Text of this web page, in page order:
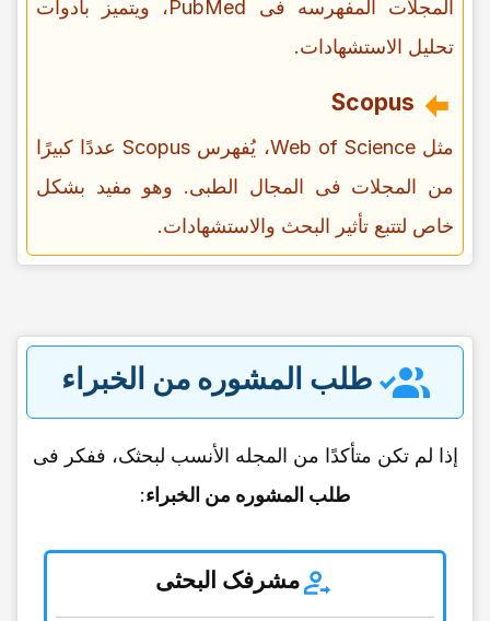
المجلات المفهرسه فی PubMed، ویتمیز بأدوات
تحلیل الاستشهادات.
Scopus
مثل Web of Science، یُفهرس Scopus عددًا کبیرًا
من المجلات فی المجال الطبی. وهو مفید بشکل
خاص لتتبع تأثیر البحث والاستشهادات.
طلب المشوره من الخبراء
إذا لم تکن متأکدًا من المجله الأنسب لبحثک، ففکر فی
طلب المشوره من الخبراء:
مشرفک البحثی